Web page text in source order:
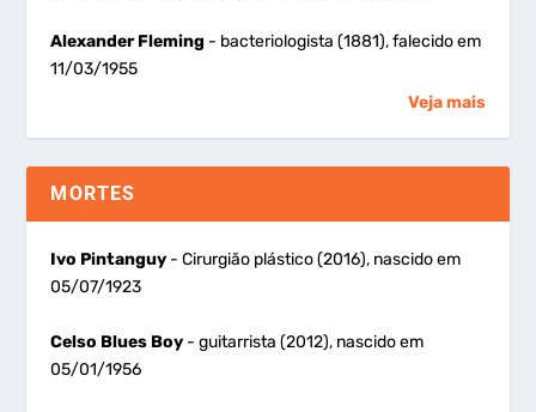
Alexander Fleming - bacteriologista (1881), falecido em
11/03/1955
Veja mais
MORTES
Ivo Pintanguy - Cirurgião plástico (2016), nascido em
05/07/1923
Celso Blues Boy - guitarrista (2012), nascido em
05/01/1956